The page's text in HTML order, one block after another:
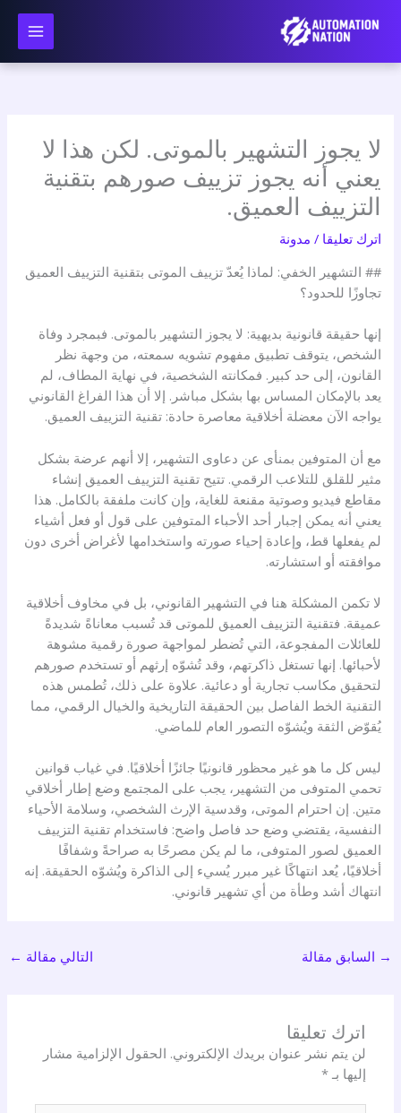
لا يجوز التشهير بالموتى. لكن هذا لا
يعني أنه يجوز تزييف صورهم بتقنية
التزييف العميق.
اترك تعليقا / مدونة
## التشهير الخفي: لماذا يُعدّ تزييف الموتى بتقنية التزييف العميق
تجاوزًا للحدود؟
إنها حقيقة قانونية بديهية: لا يجوز التشهير بالموتى. فبمجرد وفاة
الشخص، يتوقف تطبيق مفهوم تشويه سمعته، من وجهة نظر
القانون، إلى حد كبير. فمكانته الشخصية، في نهاية المطاف، لم
يعد بالإمكان المساس بها بشكل مباشر. إلا أن هذا الفراغ القانوني
يواجه الآن معضلة أخلاقية معاصرة حادة: تقنية التزييف العميق.
مع أن المتوفين بمنأى عن دعاوى التشهير، إلا أنهم عرضة بشكل
مثير للقلق للتلاعب الرقمي. تتيح تقنية التزييف العميق إنشاء
مقاطع فيديو وصوتية مقنعة للغاية، وإن كانت ملفقة بالكامل. هذا
يعني أنه يمكن إجبار أحد الأحباء المتوفين على قول أو فعل أشياء
لم يفعلها قط، وإعادة إحياء صورته واستخدامها لأغراض أخرى دون
موافقته أو استشارته.
لا تكمن المشكلة هنا في التشهير القانوني، بل في مخاوف أخلاقية
عميقة. فتقنية التزييف العميق للموتى قد تُسبب معاناةً شديدةً
للعائلات المفجوعة، التي تُضطر لمواجهة صورة رقمية مشوهة
لأحبائها. إنها تستغل ذاكرتهم، وقد تُشوّه إرثهم أو تستخدم صورهم
لتحقيق مكاسب تجارية أو دعائية. علاوة على ذلك، تُطمس هذه
التقنية الخط الفاصل بين الحقيقة التاريخية والخيال الرقمي، مما
يُقوّض الثقة ويُشوّه التصور العام للماضي.
ليس كل ما هو غير محظور قانونيًا جائزًا أخلاقيًا. في غياب قوانين
تحمي المتوفى من التشهير، يجب على المجتمع وضع إطار أخلاقي
متين. إن احترام الموتى، وقدسية الإرث الشخصي، وسلامة الأحياء
النفسية، يقتضي وضع حد فاصل واضح: فاستخدام تقنية التزييف
العميق لصور المتوفى، ما لم يكن مصرحًا به صراحةً وشفافًا
أخلاقيًا، يُعد انتهاكًا غير مبرر يُسيء إلى الذاكرة ويُشوّه الحقيقة. إنه
انتهاك أشد وطأة من أي تشهير قانوني.
→ السابق مقالة التالي مقالة ←
اترك تعليقا
لن يتم نشر عنوان بريدك الإلكتروني. الحقول الإلزامية مشار
إليها بـ*